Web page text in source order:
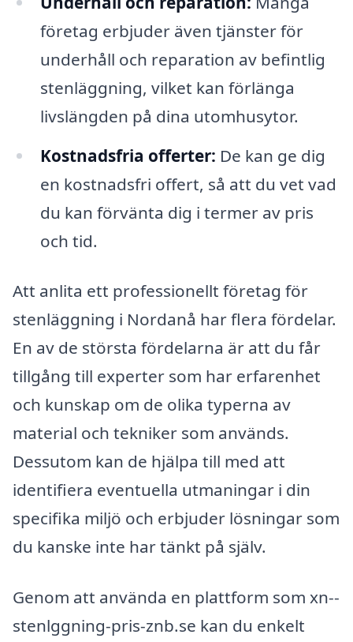
företag erbjuder även tjänster för
underhåll och reparation av befintlig
stenläggning, vilket kan förlänga
livslängden på dina utomhusytor.
Kostnadsfria offerter: De kan ge dig
en kostnadsfri offert, så att du vet vad
du kan förvänta dig i termer av pris
och tid.
Att anlita ett professionellt företag för
stenläggning i Nordanå har flera fördelar.
En av de största fördelarna är att du får
tillgång till experter som har erfarenhet
och kunskap om de olika typerna av
material och tekniker som används.
Dessutom kan de hjälpa till med att
identifiera eventuella utmaningar i din
specifika miljö och erbjuder lösningar som
du kanske inte har tänkt på själv.
Genom att använda en plattform som xn--
stenlggning-pris-znb.se kan du enkelt